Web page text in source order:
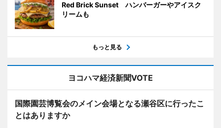
Red Brick Sunset ハンバーガーやアイスク
リームも
もっと見る
ヨコハマ経済新聞VOTE
国際園芸博覧会のメイン会場となる瀬谷区に行ったこ
とはありますか